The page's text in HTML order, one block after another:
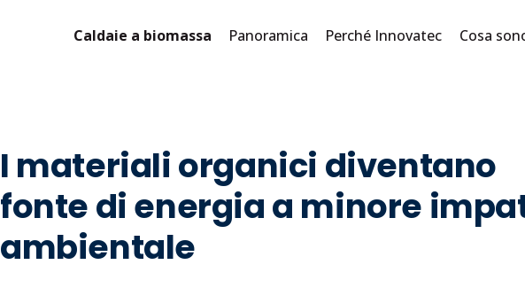
Caldaie a biomassa Panoramica Perché Innovatec Cosa
I materiali organici diventano
fonte di energia a minore
ambientale